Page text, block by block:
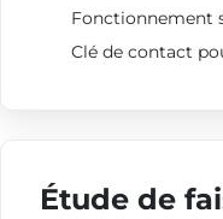
Fonctionnement
Clé de contact
Étude de